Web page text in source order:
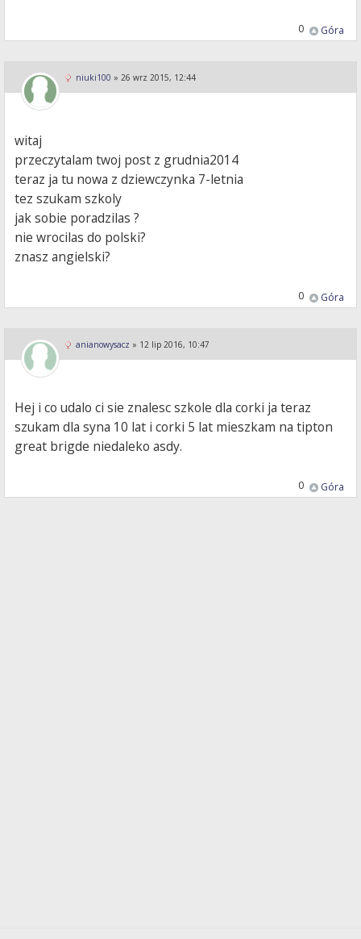
Góra
0
niuki100 » 26 wrz 2015, 12:44
witaj
przeczytalam twoj post z grudnia2014
teraz ja tu nowa z dziewczynka 7-letnia
tez szukam szkoly
jak sobie poradzilas ?
nie wrocilas do polski?
znasz angielski?
Góra
0
anianowysacz » 12 lip 2016, 10:47
Hej i co udalo ci sie znalesc szkole dla corki ja teraz
szukam dla syna 10 lat i corki 5 lat mieszkam na tipton
great brigde niedaleko asdy.
Góra
0